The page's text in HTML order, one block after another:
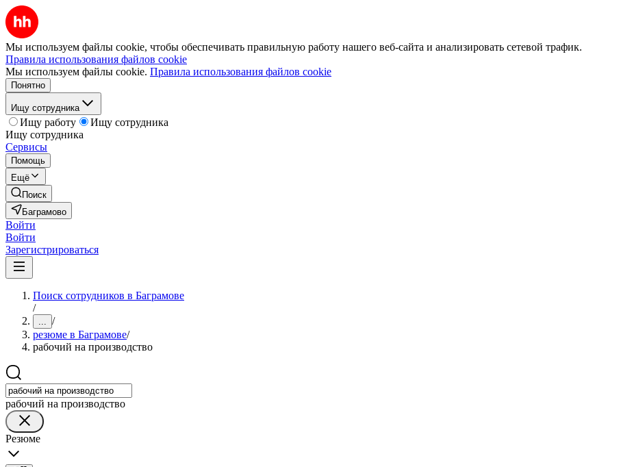
Мы используем файлы cookie, чтобы обеспечивать правильную работу нашего веб-сайта и анализировать сетевой трафик.
Правила использования файлов cookie
Мы используем файлы cookie. Правила использования файлов cookie
Понятно
Ищу сотрудника
Ищу работу
Ищу сотрудника
Ищу сотрудника
Сервисы
Помощь
Ещё
Поиск
Баграмово
Войти
Войти
Зарегистрироваться
Поиск сотрудников в Баграмове
/
... /
резюме в Баграмове/
рабочий на производство
рабочий на производство
Резюме